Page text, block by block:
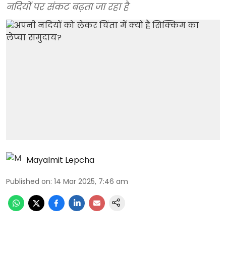
नदियों पर संकट बढ़ता जा रहा है
Mayalmit Lepcha
Published on: 14 Mar 2025, 7:46 am